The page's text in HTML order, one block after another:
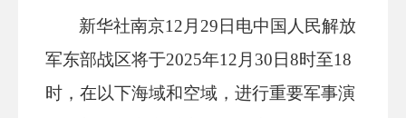
新华社南京12月29日电中国人民解放
军东部战区将于2025年12月30日8时至18
时，在以下海域和空域，进行重要军事演